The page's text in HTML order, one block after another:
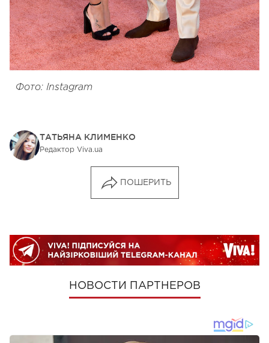
Фото: Instagram
ТАТЬЯНА КЛИМЕНКО
Редактор Viva.ua
ПОШЕРИТЬ
НОВОСТИ ПАРТНЕРОВ